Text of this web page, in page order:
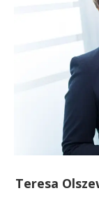
Teresa